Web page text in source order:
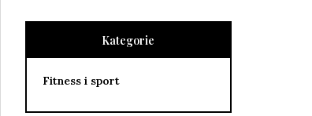
Kategorie
Fitness i sport